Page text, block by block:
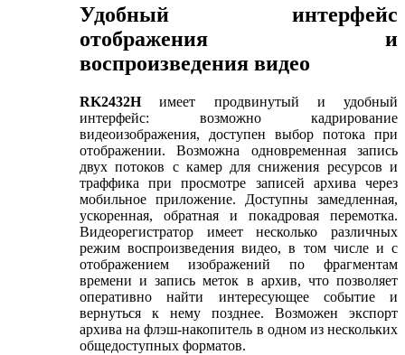
Удобный интерфейс
отображения и
воспроизведения видео
RK2432Hимеет продвинутый и удобный
интерфейс: возможно кадрирование
видеоизображения, доступен выбор потока при
отображении. Возможна одновременная запись
двух потоков с камер для снижения ресурсов и
траффика при просмотре записей архива через
мобильное приложение. Доступны замедленная,
ускоренная, обратная и покадровая перемотка.
Видеорегистратор имеет несколько различных
режим воспроизведения видео, в том числе и с
отображением изображений по фрагментам
времени и запись меток в архив, что позволяет
оперативно найти интересующее событие и
вернуться к нему позднее. Возможен экспорт
архива на флэш-накопитель в одном из нескольких
общедоступных форматов.